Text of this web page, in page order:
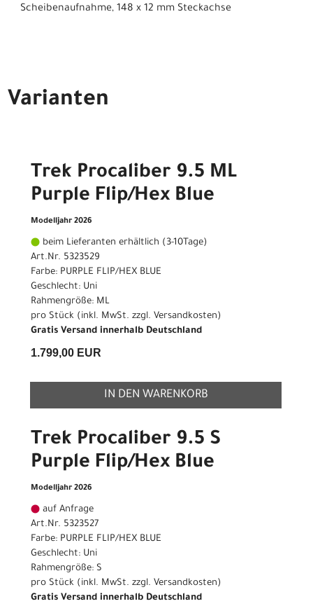
Scheibenaufnahme, 148 x 12 mm Steckachse
Varianten
Trek Procaliber 9.5 ML
Purple Flip/Hex Blue
Modelljahr 2026
beim Lieferanten erhältlich (3-10Tage)
Art.Nr. 5323529
Farbe: PURPLE FLIP/HEX BLUE
Geschlecht: Uni
Rahmengröße: ML
pro Stück (inkl. MwSt. zzgl. Versandkosten)
Gratis Versand innerhalb Deutschland
1.799,00 EUR
IN DEN WARENKORB
Trek Procaliber 9.5 S
Purple Flip/Hex Blue
Modelljahr 2026
auf Anfrage
Art.Nr. 5323527
Farbe: PURPLE FLIP/HEX BLUE
Geschlecht: Uni
Rahmengröße: S
pro Stück (inkl. MwSt. zzgl. Versandkosten)
Gratis Versand innerhalb Deutschland